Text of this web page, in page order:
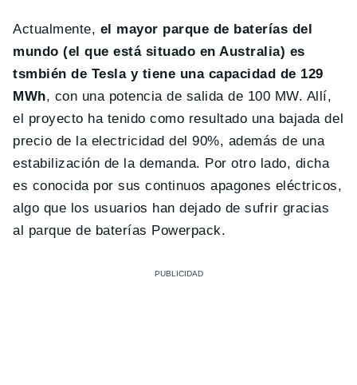
Actualmente, el mayor parque de baterías del
mundo (el que está situado en Australia) es
tsmbién de Tesla y tiene una capacidad de 129
MWh, con una potencia de salida de 100 MW. Allí,
el proyecto ha tenido como resultado una bajada del
precio de la electricidad del 90%, además de una
estabilización de la demanda. Por otro lado, dicha
es conocida por sus continuos apagones eléctricos,
algo que los usuarios han dejado de sufrir gracias
al parque de baterías Powerpack.